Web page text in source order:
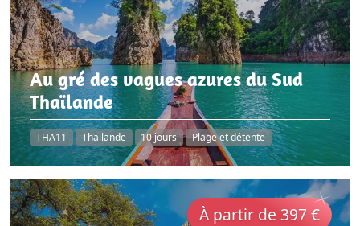
Au gré des vagues azures du Sud
Thaïlande
THA11 Thaïlande 10 jours Plage et détente
À partir de 397 €